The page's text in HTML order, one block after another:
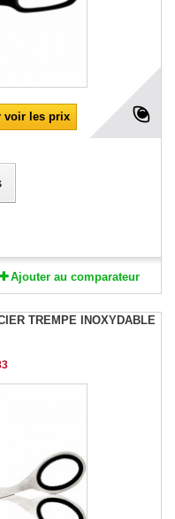
voir les prix
Ajouter au comparateur
TREMPE INOXYDABLE